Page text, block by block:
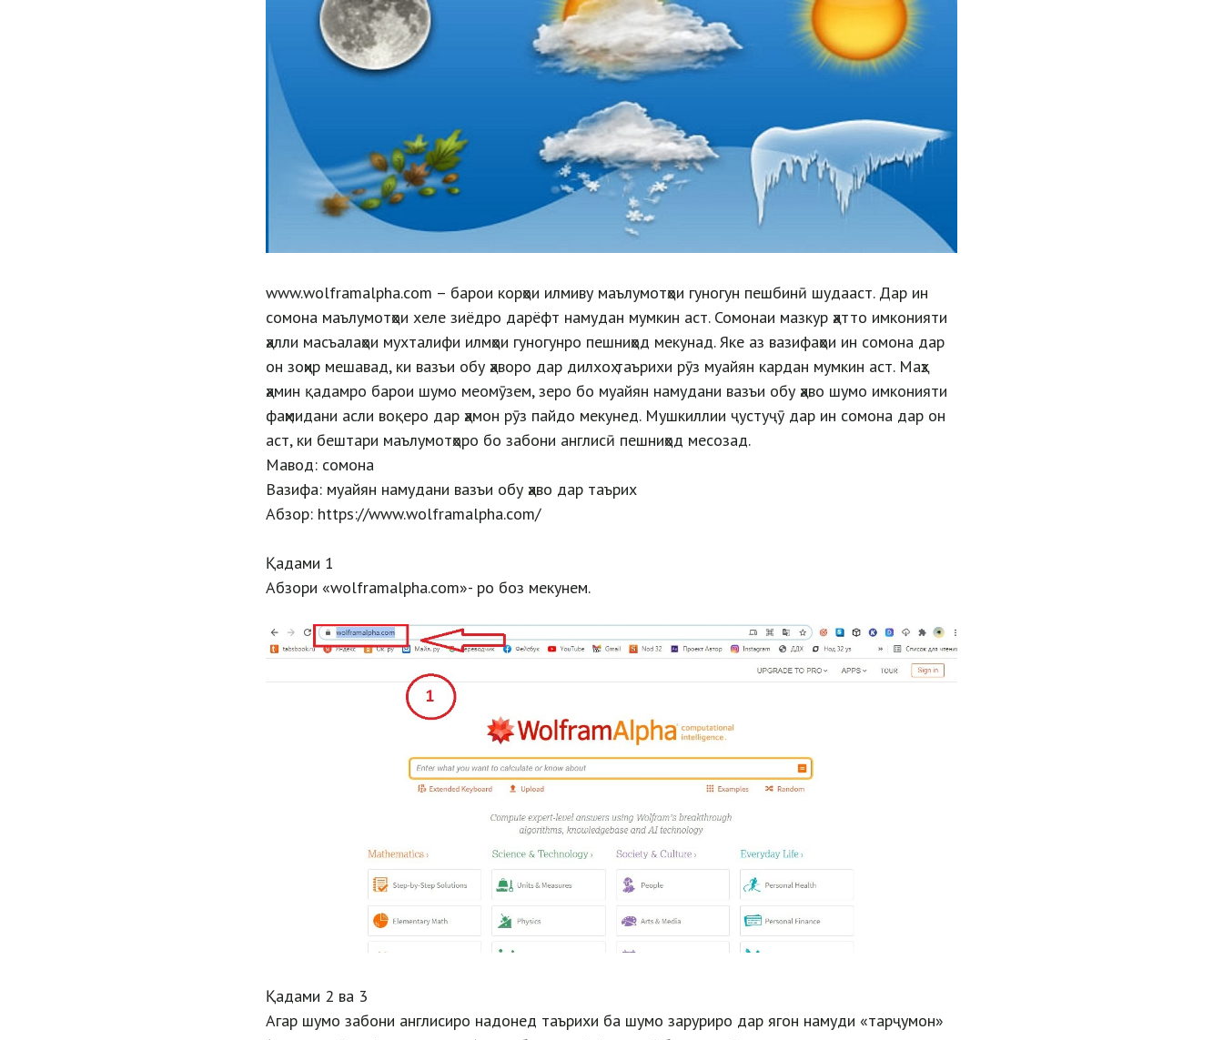
www.wolframalpha.com – барои корҳои илмиву маълумотҳои гуногун пешбинӣ шудааст. Дар ин
сомона маълумотҳои хеле зиёдро дарёфт намудан мумкин аст. Сомонаи мазкур ҳатто имконияти
ҳалли масъалаҳои мухталифи илмҳои гуногунро пешниҳод мекунад. Яке аз вазифаҳои ин сомона дар
он зоҳир мешавад, ки вазъи обу ҳаворо дар дилхоҳ таърихи рӯз муайян кардан мумкин аст. Маҳз
ҳамин қадамро барои шумо меомӯзем, зеро бо муайян намудани вазъи обу ҳаво шумо имконияти
фаҳмидани асли воқеро дар ҳамон рӯз пайдо мекунед. Мушкиллии ҷустуҷӯ дар ин сомона дар он
аст, ки бештари маълумотҳоро бо забони англисӣ пешниҳод месозад.
Мавод: сомона
Вазифа: муайян намудани вазъи обу ҳаво дар таърих
Абзор: https://www.wolframalpha.com/
Қадами 1
Абзори «wolframalpha.com»- ро боз мекунем.
Қадами 2 ва 3
Агар шумо забони англисиро надонед таърихи ба шумо заруриро дар ягон намуди «тарҷумон»